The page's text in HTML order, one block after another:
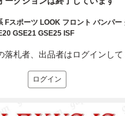
Fスポーツ LOOK フロント バンパー
GSE21 GSE25 ISF
落札者、出品者はログインして
ログイン